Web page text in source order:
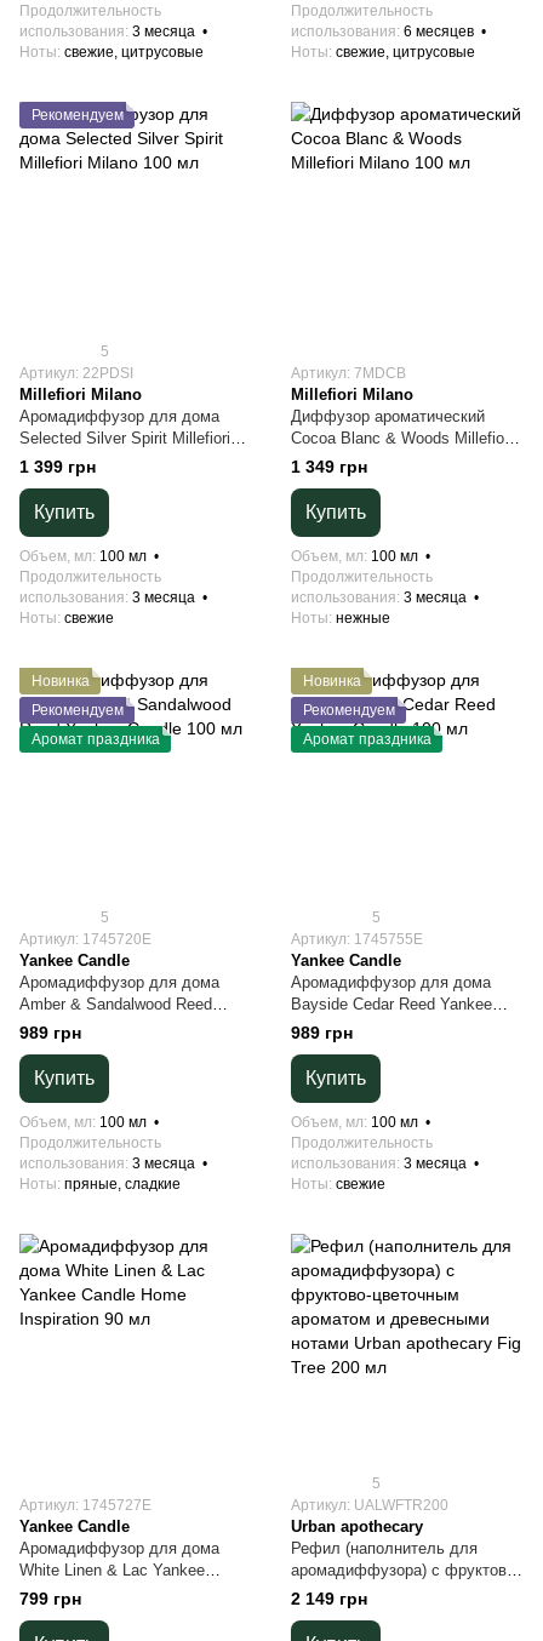
Продолжительность
использования 3 месяца
Ноты свежие, цитрусовые
Продолжительность
использования 6 месяцев
Ноты свежие, цитрусовые
Рекомендуем
5
Артикул: 22PDSI
Millefiori Milano
Аромадиффузор для дома
Selected Silver Spirit Millefiori
Milano 100 мл
1 399 грн
Купить
Объем, мл 100 мл
Продолжительность
использования 3 месяца
Ноты свежие
Артикул: 7MDCB
Millefiori Milano
Диффузор ароматический
Cocoa Blanc & Woods Millefiori
Milano 100 мл
1 349 грн
Купить
Объем, мл 100 мл
Продолжительность
использования 3 месяца
Ноты нежные
Новинка
Рекомендуем
Аромат праздника
5
Артикул: 1745720E
Yankee Candle
Аромадиффузор для дома
Amber & Sandalwood Reed
Yankee Candle 100 мл
989 грн
Купить
Объем, мл 100 мл
Продолжительность
использования 3 месяца
Ноты пряные, сладкие
Новинка
Рекомендуем
Аромат праздника
5
Артикул: 1745755E
Yankee Candle
Аромадиффузор для дома
Bayside Cedar Reed Yankee
Candle 100 мл
989 грн
Купить
Объем, мл 100 мл
Продолжительность
использования 3 месяца
Ноты свежие
Артикул: 1745727E
Yankee Candle
Аромадиффузор для дома
White Linen & Lac Yankee
Candle Home Inspiration 90 мл
799 грн
5
Артикул: UALWFTR200
Urban apothecary
Рефил (наполнитель для
аромадиффузора) с фруктово-
цветочным ароматом и
древесными нотами Urban
apothecary Fig Tree 200 мл
2 149 грн